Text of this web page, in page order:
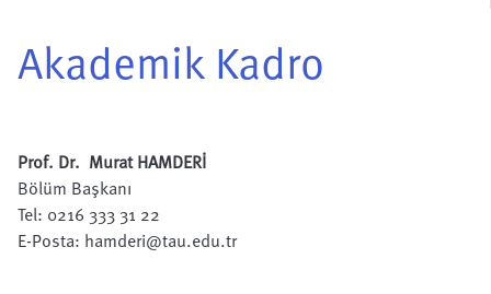
Akademik Kadro
Prof. Dr. Murat HAMDERİ
Bölüm Başkanı
Tel: 0216 333 31 22
E-Posta: hamderi@tau.edu.tr